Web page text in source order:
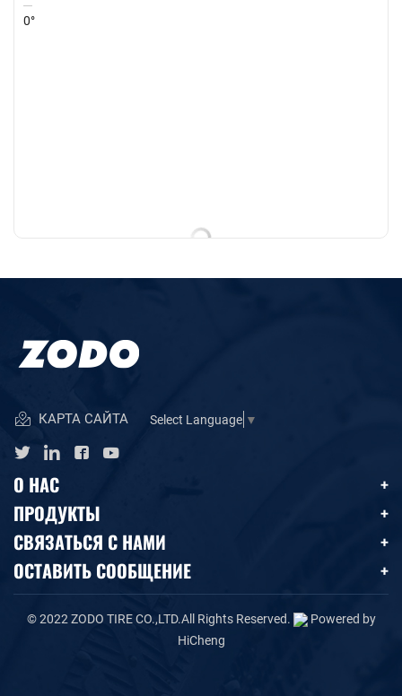
0°
КАРТА САЙТА Select Language ▼
О НАС
ПРОДУКТЫ
СВЯЗАТЬСЯ С НАМИ
ОСТАВИТЬ СООБЩЕНИЕ
© 2022 ZODO TIRE CO.,LTD.All Rights Reserved.
Powered by
HiCheng